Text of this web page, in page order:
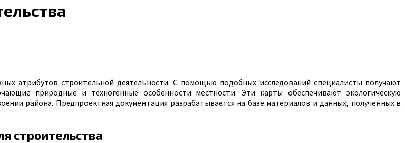
атрибутов строительной деятельности. С помощью подобных исследований специалисты получают
природные и техногенные особенности местности. Эти карты обеспечивают экологическую
района. Предпроектная документация разрабатывается на базе материалов и данных, полученных в
строительства